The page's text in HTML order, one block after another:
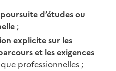
d’études ou
;
explicite sur les
et les exigences
professionnelles ;